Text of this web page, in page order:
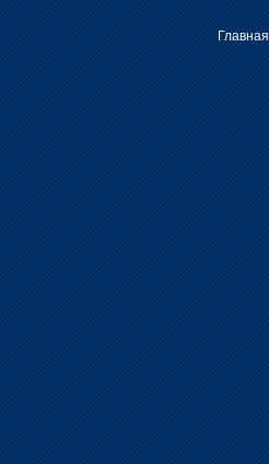
Главная